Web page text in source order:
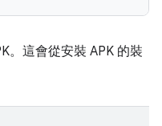
。這會從安裝 APK 的裝